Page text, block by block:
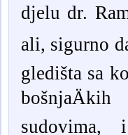
djelu dr.
ali, sigurno
gledišta sa
sudovima,